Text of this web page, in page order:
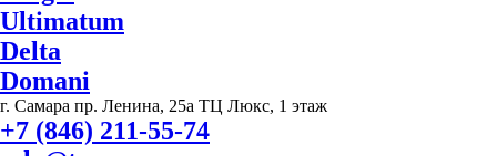
Ultimatum
Delta
Domani
г. Самара пр. Ленина, 25а ТЦ Люкс, 1 этаж
+7 (846) 211-55-74